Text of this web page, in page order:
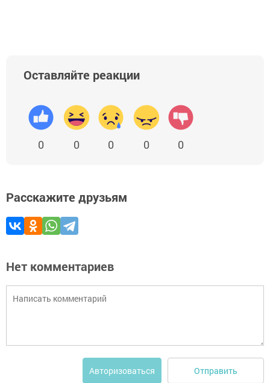
Оставляйте реакции
0 0 0 0 0
Расскажите друзьям
Нет комментариев
Авторизоваться Отправить